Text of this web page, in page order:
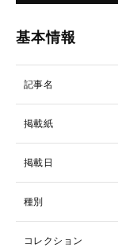
基本情報
記事名
掲載紙
掲載日
種別
コレクション